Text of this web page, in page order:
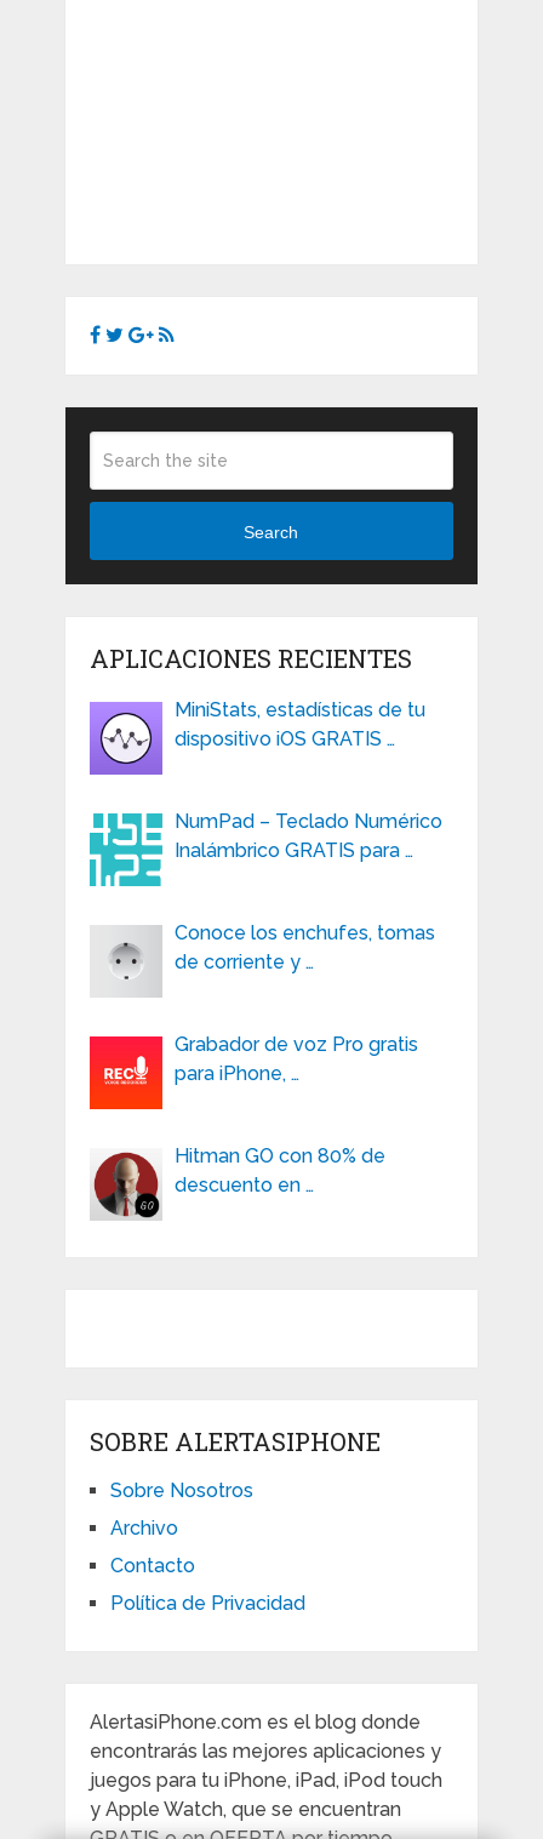
Search
APLICACIONES RECIENTES
MiniStats, estadísticas de tu
dispositivo iOS GRATIS …
NumPad – Teclado Numérico
Inalámbrico GRATIS para …
Conoce los enchufes, tomas
de corriente y …
Grabador de voz Pro gratis
para iPhone, …
Hitman GO con 80% de
descuento en …
SOBRE ALERTASIPHONE
Sobre Nosotros
Archivo
Contacto
Política de Privacidad
AlertasiPhone.com es el blog donde
encontrarás las mejores aplicaciones y
juegos para tu iPhone, iPad, iPod touch
y Apple Watch, que se encuentran